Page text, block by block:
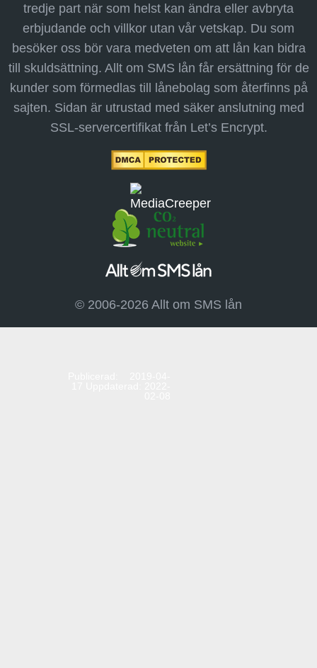
tredje part när som helst kan ändra eller avbryta
erbjudande och villkor utan vår vetskap. Du som
besöker oss bör vara medveten om att lån kan bidra
till skuldsättning. Allt om SMS lån får ersättning för de
kunder som förmedlas till lånebolag som återfinns på
sajten. Sidan är utrustad med säker anslutning med
SSL-servercertifikat från Let’s Encrypt.
© 2006-2026 Allt om SMS lån